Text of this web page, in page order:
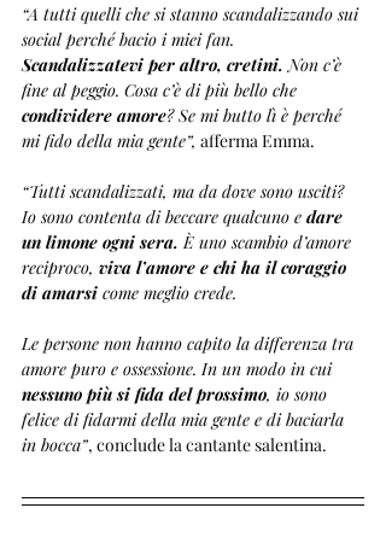
“A tutti quelli che si stanno scandalizzando sui
social perché bacio i miei fan.
Scandalizzatevi per altro, cretini. Non c’è
fine al peggio. Cosa c’è di più bello che
condividere amore? Se mi butto lì è perché
mi fido della mia gente”, afferma Emma.
“Tutti scandalizzati, ma da dove sono usciti?
Io sono contenta di beccare qualcuno e dare
un limone ogni sera. È uno scambio d’amore
reciproco, viva l’amore e chi ha il coraggio
di amarsi come meglio crede.
Le persone non hanno capito la differenza tra
amore puro e ossessione. In un modo in cui
nessuno più si fida del prossimo, io sono
felice di fidarmi della mia gente e di baciarla
in bocca”, conclude la cantante salentina.